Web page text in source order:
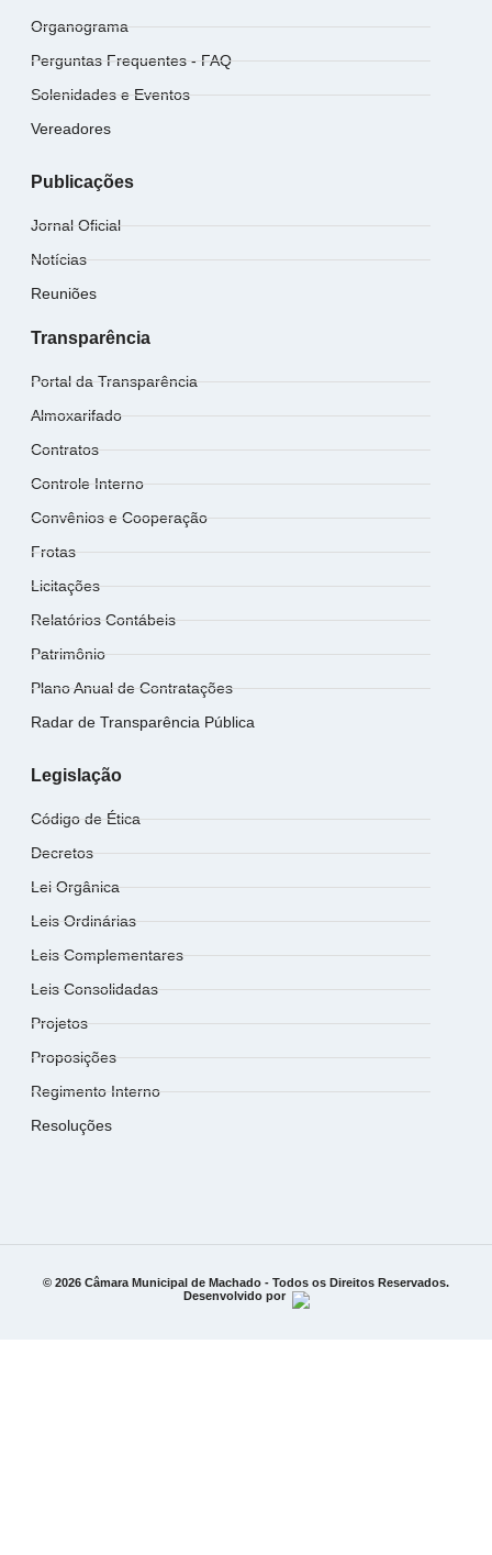
Organograma
Perguntas Frequentes - FAQ
Solenidades e Eventos
Vereadores
Publicações
Jornal Oficial
Notícias
Reuniões
Transparência
Portal da Transparência
Almoxarifado
Contratos
Controle Interno
Convênios e Cooperação
Frotas
Licitações
Relatórios Contábeis
Patrimônio
Plano Anual de Contratações
Radar de Transparência Pública
Legislação
Código de Ética
Decretos
Lei Orgânica
Leis Ordinárias
Leis Complementares
Leis Consolidadas
Projetos
Proposições
Regimento Interno
Resoluções
© 2026 Câmara Municipal de Machado - Todos os Direitos Reservados.
Desenvolvido por